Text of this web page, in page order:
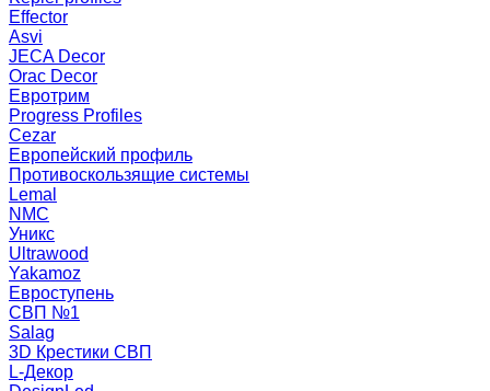
Effector
Asvi
JECA Decor
Orac Decor
Евротрим
Progress Profiles
Cezar
Европейский профиль
Противоскользящие системы
Lemal
NMC
Уникс
Ultrawood
Yakamoz
Евроступень
СВП №1
Salag
3D Крестики СВП
L-Декор